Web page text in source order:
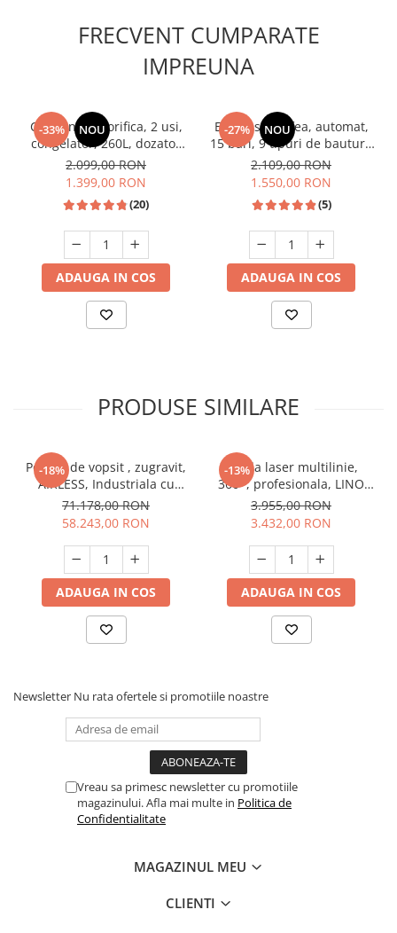
FRECVENT CUMPARATE
IMPREUNA
-33% NOU
Combina frigorifica, 2 usi,
congelator, 260L, dozator
de apa, Inox, SAMUS
2.099,00 RON
1.399,00 RON
(20)
ADAUGA IN COS
-27% NOU
Espressor cafea, automat,
15 bari, 9 tipuri de bauturi,
rezervor lapte, putere
1350W, SAMUS
2.109,00 RON
1.550,00 RON
(5)
ADAUGA IN COS
PRODUSE SIMILARE
-18%
Pompa de vopsit , zugravit,
AIRLESS, Industriala cu
carucior, complet echipata,
7,5L/MIN - LARIUS THOR
71.178,00 RON
58.243,00 RON
ADAUGA IN COS
-13%
Nivela laser multilinie,
360*, profesionala, LINO
L6G - LI-ION - TWIST250 -
UAL130 - LEICA-912971
3.955,00 RON
3.432,00 RON
ADAUGA IN COS
Newsletter Nu rata ofertele si promotiile noastre
Vreau sa primesc newsletter cu promotiile
magazinului. Afla mai multe in Politica de
Confidentialitate
MAGAZINUL MEU
CLIENTI